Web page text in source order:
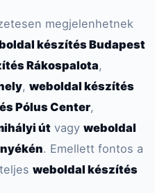
megjelenhetnek
készítés Budapest
Rákospalota,
, weboldal készítés
Pólus Center,
út vagy weboldal
. Emellett fontos a
weboldal készítés